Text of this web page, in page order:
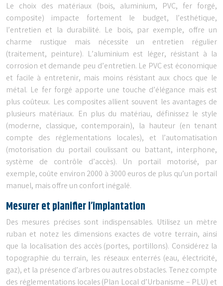
Le choix des matériaux (bois, aluminium, PVC, fer forgé,
composite) impacte fortement le budget, l’esthétique,
l’entretien et la durabilité. Le bois, par exemple, offre un
charme rustique mais nécessite un entretien régulier
(traitement, peinture). L’aluminium est léger, résistant à la
corrosion et demande peu d’entretien. Le PVC est économique
et facile à entretenir, mais moins résistant aux chocs que le
métal. Le fer forgé apporte une touche d’élégance mais est
plus coûteux. Les composites allient souvent les avantages de
plusieurs matériaux. En plus du matériau, définissez le style
(moderne, classique, contemporain), la hauteur (en tenant
compte des réglementations locales), et l’automatisation
(motorisation du portail coulissant ou battant, interphone,
système de contrôle d’accès). Un portail motorisé, par
exemple, coûte environ 2000 à 3000 euros de plus qu’un portail
manuel, mais offre un confort inégalé.
Mesurer et planifier l’implantation
Des mesures précises sont indispensables. Utilisez un mètre
ruban et notez les dimensions exactes de votre terrain, ainsi
que la localisation des accès (portes, portillons). Considérez la
topographie du terrain, les réseaux enterrés (eau, électricité,
gaz), et la présence d’arbres ou autres obstacles. Tenez compte
des réglementations locales (Plan Local d’Urbanisme – PLU) et